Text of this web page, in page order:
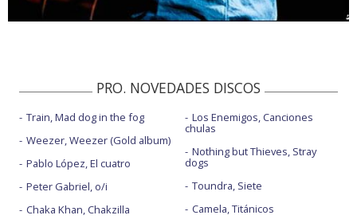
PRO. NOVEDADES DISCOS
Train, Mad dog in the fog
Weezer, Weezer (Gold album)
Pablo López, El cuatro
Peter Gabriel, o/i
Chaka Khan, Chakzilla
Los Enemigos, Canciones
chulas
Nothing but Thieves, Stray
dogs
Toundra, Siete
Camela, Titánicos